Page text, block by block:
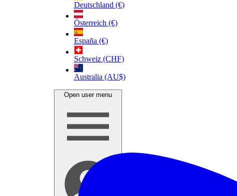
Deutschland (€)
Österreich (€)
España (€)
Schweiz (CHF)
Australia (AU$)
Open user menu